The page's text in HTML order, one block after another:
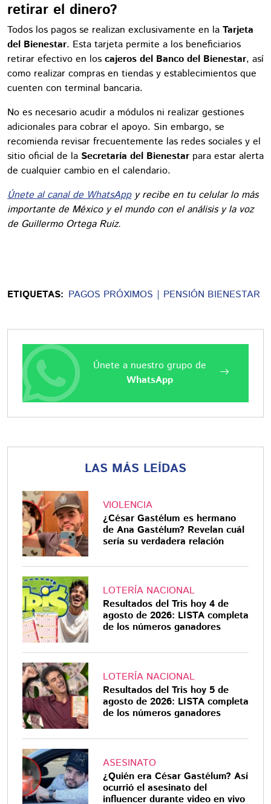
retirar el dinero?
Todos los pagos se realizan exclusivamente en la Tarjeta
del Bienestar. Esta tarjeta permite a los beneficiarios
retirar efectivo en los cajeros del Banco del Bienestar, así
como realizar compras en tiendas y establecimientos que
cuenten con terminal bancaria.
No es necesario acudir a módulos ni realizar gestiones
adicionales para cobrar el apoyo. Sin embargo, se
recomienda revisar frecuentemente las redes sociales y el
sitio oficial de la Secretaría del Bienestar para estar alerta
de cualquier cambio en el calendario.
Únete al canal de WhatsAppy recibe en tu celular lo más
importante de México y el mundo con el análisis y la voz
de Guillermo Ortega Ruiz.
ETIQUETAS: PAGOS PRÓXIMOS PENSIÓN BIENESTAR
Únete a nuestro grupo de
WhatsApp
LAS MÁS LEÍDAS
VIOLENCIA
¿César Gastélum es hermano
de Ana Gastélum? Revelan cuál
sería su verdadera relación
LOTERÍA NACIONAL
Resultados del Tris hoy 4 de
agosto de 2026: LISTA completa
de los números ganadores
LOTERÍA NACIONAL
Resultados del Tris hoy 5 de
agosto de 2026: LISTA completa
de los números ganadores
ASESINATO
¿Quién era César Gastélum? Así
ocurrió el asesinato del
influencer durante video en vivo